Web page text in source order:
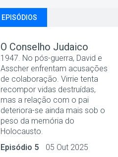
EPISÓDIOS
O Conselho Judaico
1947. No pós-guerra, David e
Asscher enfrentam acusações
de colaboração. Virrie tenta
recompor vidas destruídas,
mas a relação com o pai
deteriora-se ainda mais sob o
peso da memória do
Holocausto.
Episódio 5
05 Out 2025